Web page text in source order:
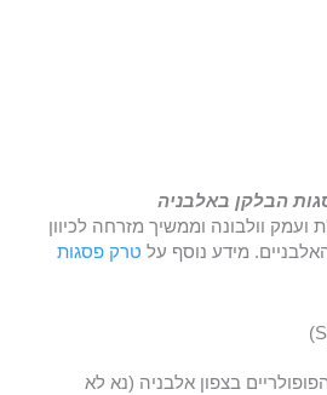
הבלקן באלבניה
וולבונה וממשיך מזרחה לכיוון
מידע נוסף על טרק פסגות
בצפון אלבניה (נא לא